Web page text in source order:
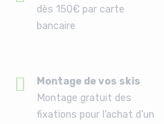
dès 150€ par carte
bancaire
Montage de vos skis
Montage gratuit des
fixations pour l’achat d'un